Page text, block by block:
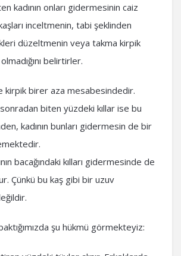
kadının onları gidermesinin caiz
inceltmenin, tabi şeklinden
düzeltmenin veya takma kirpik
belirtirler.
kirpik birer aza mesabesindedir.
sonradan biten yüzdeki kıllar ise bu
kadının bunları gidermesin de bir
bacağındaki kılları gidermesinde de
Çünkü bu kaş gibi bir uzuv
şu hükmü görmekteyiz: